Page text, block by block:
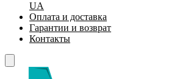
UA
Оплата и доставка
Гарантии и возврат
Контакты